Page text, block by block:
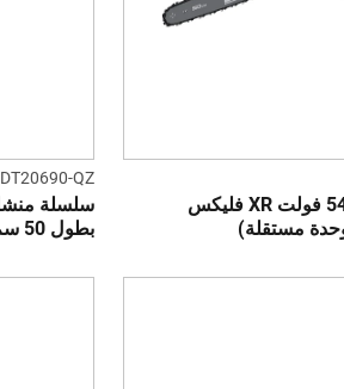
منشار كهربائي 54 فولت XR فليكس
DT20690-QZ
بطول 50 سم